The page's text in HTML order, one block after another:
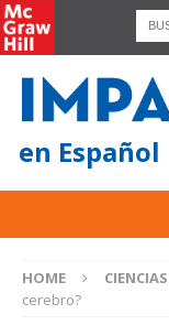
en Español
HOME
cerebro?